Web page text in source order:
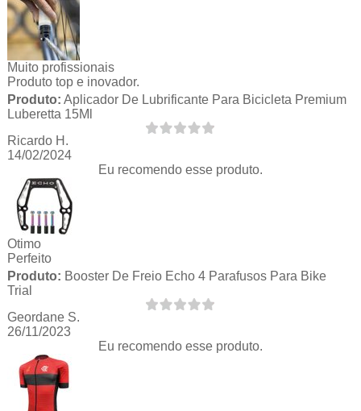
Muito profissionais
Produto top e inovador.
Produto: Aplicador De Lubrificante Para Bicicleta Premium
Luberetta 15Ml
Ricardo H.
14/02/2024
Eu recomendo esse produto.
Otimo
Perfeito
Produto: Booster De Freio Echo 4 Parafusos Para Bike
Trial
Geordane S.
26/11/2023
Eu recomendo esse produto.